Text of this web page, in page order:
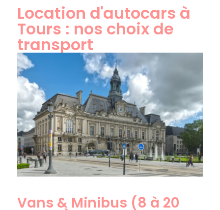
Location d'autocars à
Tours : nos choix de
transport
Vans & Minibus (8 à 20